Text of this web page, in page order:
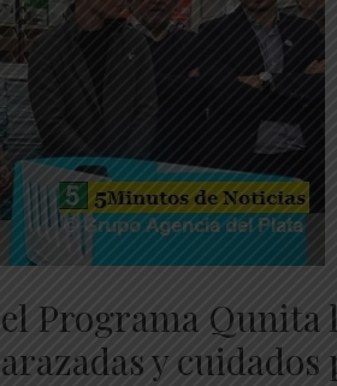
Programa Qunita
y cuidados